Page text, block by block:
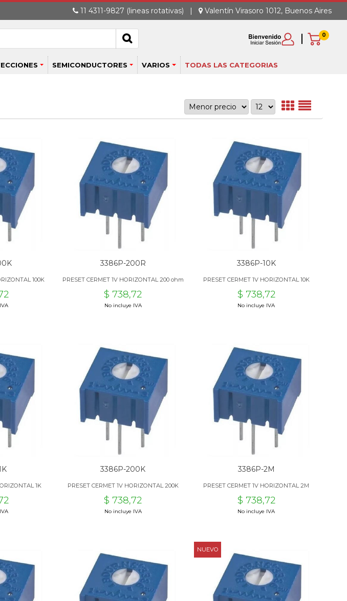
11 4311-9827 (lineas rotativas) | Valentín Virasoro 1012, Buenos Aires
0
SEMICONDUCTORES VARIOS TODAS LAS CATEGORIAS
100K
3386P-200R
PRESET CERMET 1V HORIZONTAL 200 ohm
$ 738,72
No incluye IVA
3386P-10K
PRESET CERMET 1V HORIZONTAL 10K
$ 738,72
No incluye IVA
1K
3386P-200K
PRESET CERMET 1V HORIZONTAL 200K
$ 738,72
No incluye IVA
3386P-2M
PRESET CERMET 1V HORIZONTAL 2M
$ 738,72
No incluye IVA
NUEVO